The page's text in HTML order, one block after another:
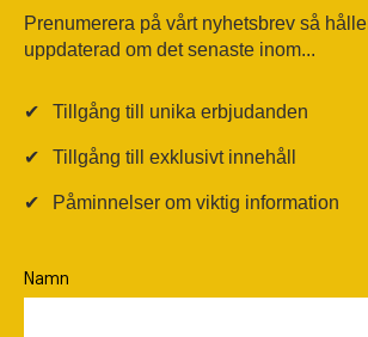
Prenumerera på vårt nyhetsbrev så
uppdaterad om det senaste inom...
✔ Tillgång till unika erbjudanden
✔ Tillgång till exklusivt innehåll
✔ Påminnelser om viktig information
Namn